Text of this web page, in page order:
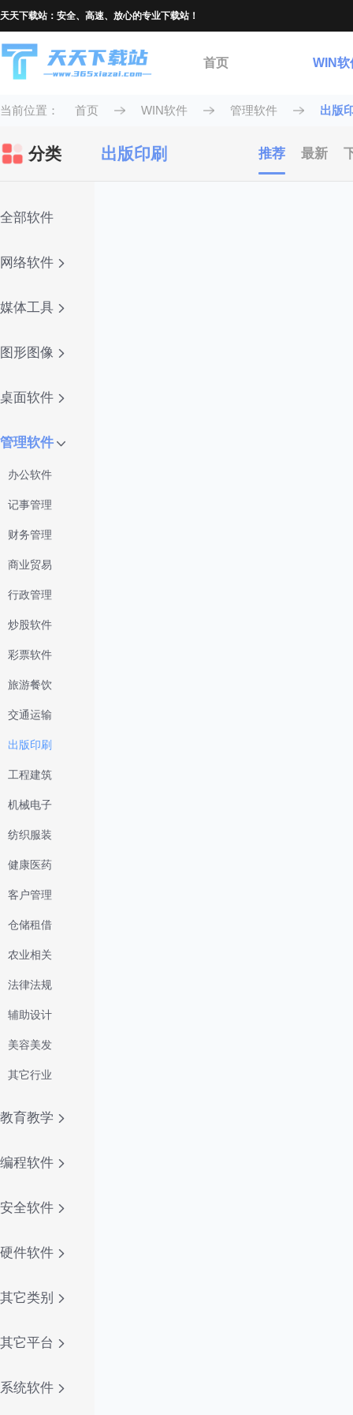
天天下载站：安全、高速、放心的专业下载站！
首页 WIN软
当前位置： 首页 WIN软件 管理软件 出版
分类 出版印刷 推荐 最新
全部软件
网络软件
媒体工具
图形图像
桌面软件
管理软件
办公软件
记事管理
财务管理
商业贸易
行政管理
炒股软件
彩票软件
旅游餐饮
交通运输
出版印刷
工程建筑
机械电子
纺织服装
健康医药
客户管理
仓储租借
农业相关
法律法规
辅助设计
美容美发
其它行业
教育教学
编程软件
安全软件
硬件软件
其它类别
其它平台
系统软件